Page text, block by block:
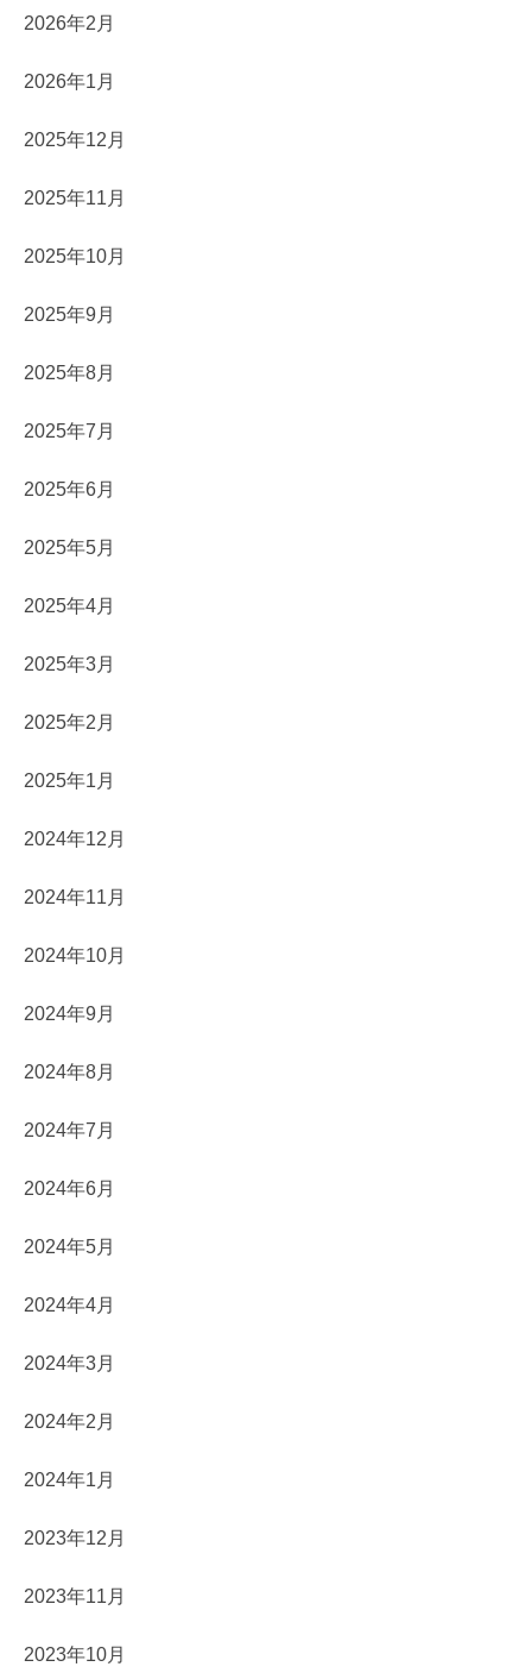
2026年2月
2026年1月
2025年12月
2025年11月
2025年10月
2025年9月
2025年8月
2025年7月
2025年6月
2025年5月
2025年4月
2025年3月
2025年2月
2025年1月
2024年12月
2024年11月
2024年10月
2024年9月
2024年8月
2024年7月
2024年6月
2024年5月
2024年4月
2024年3月
2024年2月
2024年1月
2023年12月
2023年11月
2023年10月